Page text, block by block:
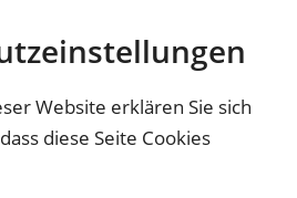
Website erklären Sie sich
diese Seite Cookies